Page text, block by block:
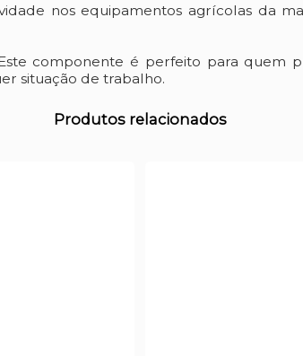
nos equipamentos agrícolas da
componente é perfeito para quem
situação de trabalho.
Produtos relacionados